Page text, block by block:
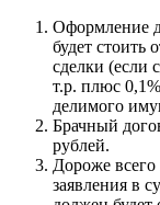
Оформление
будет стоить
сделки (если
т.р. плюс
делимого
Брачный
рублей.
Дороже всего
заявления в